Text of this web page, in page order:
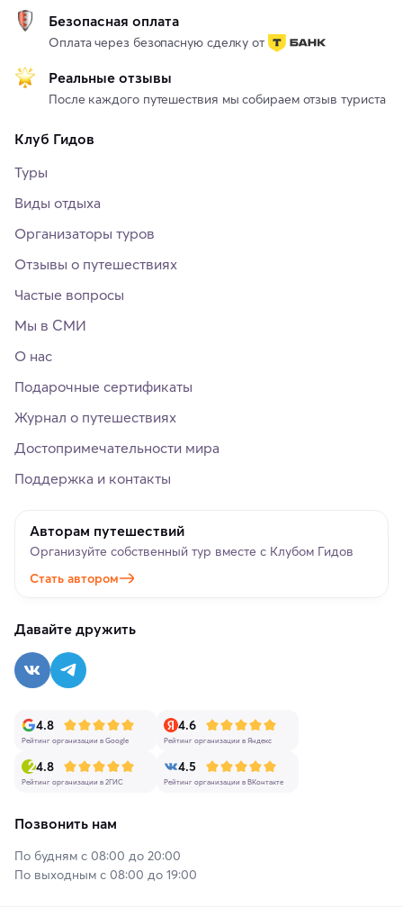
Безопасная оплата
Оплата через безопасную сделку от
Реальные отзывы
После каждого путешествия мы собираем отзыв туриста
Клуб Гидов
Туры
Виды отдыха
Организаторы туров
Отзывы о путешествиях
Частые вопросы
Мы в СМИ
О нас
Подарочные сертификаты
Журнал о путешествиях
Достопримечательности мира
Поддержка и контакты
Авторам путешествий
Организуйте собственный тур вместе с Клубом Гидов
Стать автором
Давайте дружить
4.8
Рейтинг организации в Google
4.6
Рейтинг организации в Яндекс
4.8
Рейтинг организации в 2ГИС
4.5
Рейтинг организации в ВКонтакте
Позвонить нам
По будням с 08:00 до 20:00
По выходным с 08:00 до 19:00